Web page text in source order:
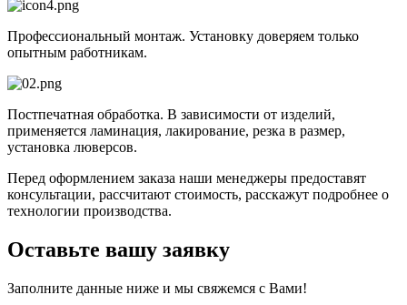
Профессиональный монтаж. Установку доверяем только
опытным работникам.
Постпечатная обработка. В зависимости от изделий,
применяется ламинация, лакирование, резка в размер,
установка люверсов.
Перед оформлением заказа наши менеджеры предоставят
консультации, рассчитают стоимость, расскажут подробнее о
технологии производства.
Оставьте вашу заявку
Заполните данные ниже и мы свяжемся с Вами!